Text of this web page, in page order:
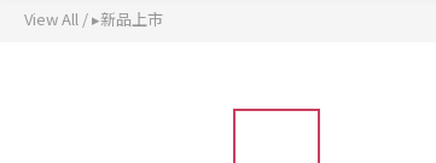
View All /▸新品上市